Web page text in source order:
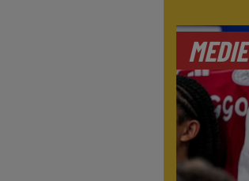
MEDIE